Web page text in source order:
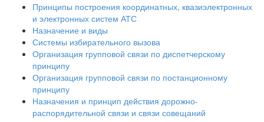
Принципы построения координатных, квазиэлектронных
и электронных систем АТС
Назначение и виды
Системы избирательного вызова
Организация групповой связи по диспетчерскому
принципу
Организация групповой связи по постанционному
принципу
Назначения и принцип действия дорожно-
распорядительной связи и связи совещаний